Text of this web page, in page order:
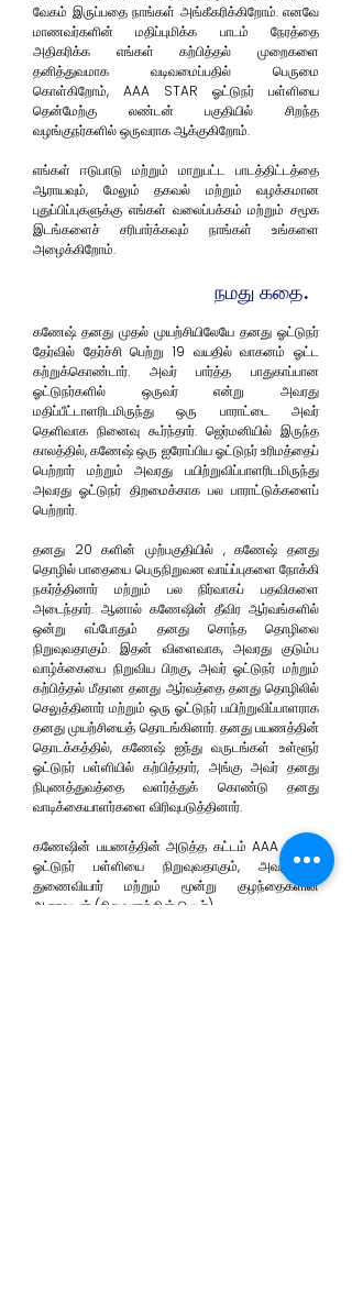
வேகம் இருப்பதை நாங்கள் அங்கீகரிக்கிறோம். எனவே
மாணவர்களின் மதிப்புமிக்க பாடம் நேரத்தை
அதிகரிக்க எங்கள் கற்பித்தல் முறைகளை
தனித்துவமாக வடிவமைப்பதில் பெருமை
கொள்கிறோம், AAA STAR ஓட்டுநர் பள்ளியை
தென்மேற்கு லண்டன் பகுதியில் சிறந்த
வழங்குநர்களில் ஒருவராக ஆக்குகிறோம்.
எங்கள் ஈடுபாடு மற்றும் மாறுபட்ட பாடத்திட்டத்தை
ஆராயவும், மேலும் தகவல் மற்றும் வழக்கமான
புதுப்பிப்புகளுக்கு எங்கள் வலைப்பக்கம் மற்றும் சமூக
இடங்களைச் சரிபார்க்கவும் நாங்கள் உங்களை
அழைக்கிறோம்.
நமது கதை.
கணேஷ் தனது முதல் முயற்சியிலேயே தனது ஓட்டுநர்
தேர்வில் தேர்ச்சி பெற்று 19 வயதில் வாகனம் ஓட்ட
கற்றுக்கொண்டார். அவர் பார்த்த பாதுகாப்பான
ஓட்டுநர்களில் ஒருவர் என்று அவரது
மதிப்பீட்டாளரிடமிருந்து ஒரு பாராட்டை அவர்
தெளிவாக நினைவு கூர்ந்தார். ஜெர்மனியில் இருந்த
காலத்தில், கணேஷ் ஒரு ஐரோப்பிய ஓட்டுநர் உரிமத்தைப்
பெற்றார் மற்றும் அவரது பயிற்றுவிப்பாளரிடமிருந்து
அவரது ஓட்டுநர் திறமைக்காக பல பாராட்டுக்களைப்
பெற்றார்.
தனது 20 களின் முற்பகுதியில் , கணேஷ் தனது
தொழில் பாதையை பெருநிறுவன வாய்ப்புகளை நோக்கி
நகர்த்தினார் மற்றும் பல நிர்வாகப் பதவிகளை
அடைந்தார். ஆனால் கணேஷின் தீவிர ஆர்வங்களில்
ஒன்று எப்போதும் தனது சொந்த தொழிலை
நிறுவுவதாகும். இதன் விளைவாக, அவரது குடும்ப
வாழ்க்கையை நிறுவிய பிறகு, அவர் ஓட்டுநர் மற்றும்
கற்பித்தல் மீதான தனது ஆர்வத்தை தனது தொழிலில்
செலுத்தினார் மற்றும் ஒரு ஓட்டுநர் பயிற்றுவிப்பாளராக
தனது முயற்சியைத் தொடங்கினார். தனது பயணத்தின்
தொடக்கத்தில், கணேஷ் ஐந்து வருடங்கள் உள்ளூர்
ஓட்டுநர் பள்ளியில் கற்பித்தார், அங்கு அவர் தனது
நிபுணத்துவத்தை வளர்த்துக் கொண்டு தனது
வாடிக்கையாளர்களை விரிவுபடுத்தினார்.
கணேஷின் பயணத்தின் அடுத்த கட்டம் AAA STAR
ஓட்டுநர் பள்ளியை நிறுவுவதாகும், அவருடைய
துணைவியார் மற்றும் மூன்று குழந்தைகளின்
ஆதரவுடன் (நிறுவனத்தின் பெயர்).